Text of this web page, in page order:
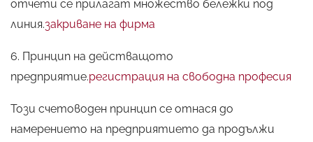
отчети се прилагат множество бележки под
линия.закриване на фирма
6. Принцип на действащото
предприятие.регистрация на свободна професия
Този счетоводен принцип се отнася до
намерението на предприятието да продължи
Разберетевсички ТАЙНИ
БЕЗПЛАТНОръководство от
А до Я!